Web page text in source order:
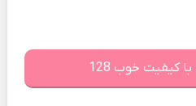
کیفیت خوب 128